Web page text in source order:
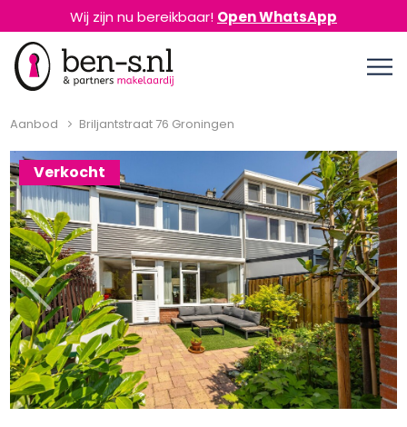
Wij zijn nu bereikbaar! Open WhatsApp
Aanbod Briljantstraat 76 Groningen
Verkocht
Previous Next